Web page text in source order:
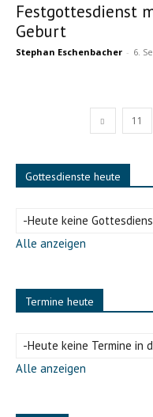
Festgottesdienst
Geburt
Stephan Eschenbacher - 6.
11
Gottesdienste heute
-Heute keine
Alle anzeigen
Termine heute
-Heute keine Termine in
Alle anzeigen